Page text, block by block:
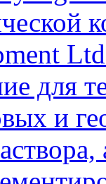
для
и